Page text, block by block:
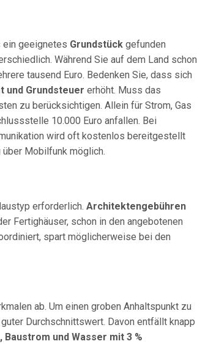
ein geeignetes Grundstück gefunden
Während Sie auf dem Land schon
tausend Euro. Bedenken Sie, dass sich
und Grundsteuer erhöht. Muss das
zu berücksichtigen. Allein für Strom, Gas
10.000 Euro anfallen. Bei
wird oft kostenlos bereitgestellt
Mobilfunk möglich.
erforderlich. Architektengebühren
Fertighäuser, schon in den angebotenen
spart möglicherweise bei den
ab. Um einen groben Anhaltspunkt zu
Durchschnittswert. Davon entfällt knapp
und Wasser mit 3 %